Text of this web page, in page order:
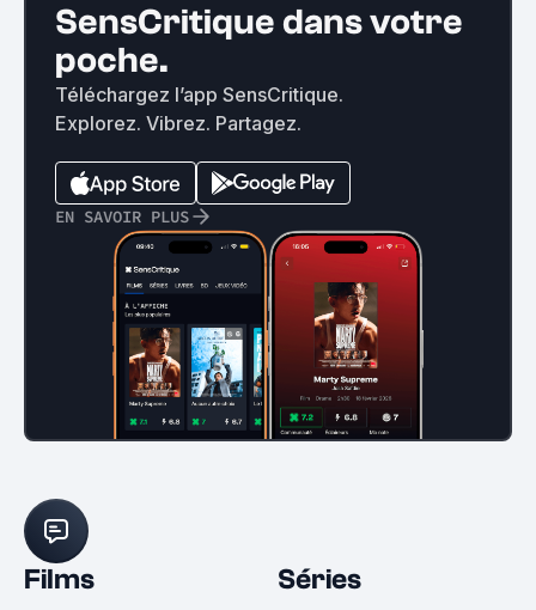
SensCritique dans votre
poche.
Téléchargez l’app SensCritique.
Explorez. Vibrez. Partagez.
EN SAVOIR PLUS
Films Séries